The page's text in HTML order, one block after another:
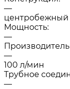
—
центробежный
Мощность:
—
—
100 л/мин
Трубное
—